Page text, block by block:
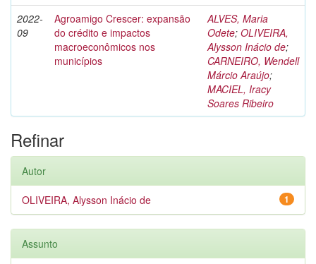
2022-
09
Agroamigo Crescer: expansão
do crédito e impactos
macroeconômicos nos
municípios
ALVES, Maria
Odete; OLIVEIRA,
Alysson Inácio de;
CARNEIRO, Wendell
Márcio Araújo;
MACIEL, Iracy
Soares Ribeiro
Refinar
Autor
1
OLIVEIRA, Alysson Inácio de
Assunto